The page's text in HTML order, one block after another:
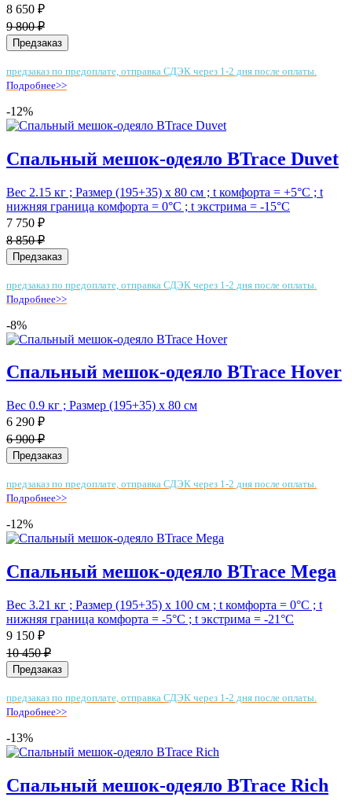
8 650 ₽
9 800 ₽
Предзаказ
предзаказ по предоплате, отправка СДЭК через 1-2 дня после оплаты.
Подробнее>>
-12%
Спальный мешок-одеяло BTrace Duvet
Вес 2.15 кг ; Размер (195+35) х 80 см ; t комфорта = +5°С ; t
нижняя граница комфорта = 0°С ; t экстрима = -15°С
7 750 ₽
8 850 ₽
Предзаказ
предзаказ по предоплате, отправка СДЭК через 1-2 дня после оплаты.
Подробнее>>
-8%
Спальный мешок-одеяло BTrace Hover
Вес 0.9 кг ; Размер (195+35) х 80 см
6 290 ₽
6 900 ₽
Предзаказ
предзаказ по предоплате, отправка СДЭК через 1-2 дня после оплаты.
Подробнее>>
-12%
Спальный мешок-одеяло BTrace Mega
Вес 3.21 кг ; Размер (195+35) х 100 см ; t комфорта = 0°С ; t
нижняя граница комфорта = -5°С ; t экстрима = -21°С
9 150 ₽
10 450 ₽
Предзаказ
предзаказ по предоплате, отправка СДЭК через 1-2 дня после оплаты.
Подробнее>>
-13%
Спальный мешок-одеяло BTrace Rich